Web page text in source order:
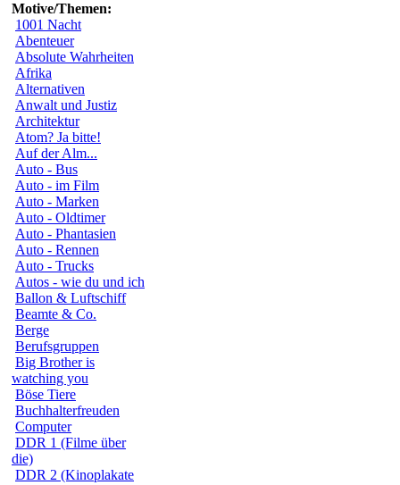
Motive/Themen:
1001 Nacht
Abenteuer
Absolute Wahrheiten
Afrika
Alternativen
Anwalt und Justiz
Architektur
Atom? Ja bitte!
Auf der Alm...
Auto - Bus
Auto - im Film
Auto - Marken
Auto - Oldtimer
Auto - Phantasien
Auto - Rennen
Auto - Trucks
Autos - wie du und ich
Ballon & Luftschiff
Beamte & Co.
Berge
Berufsgruppen
Big Brother is
watching you
Böse Tiere
Buchhalterfreuden
Computer
DDR 1 (Filme über
die)
DDR 2 (Kinoplakate